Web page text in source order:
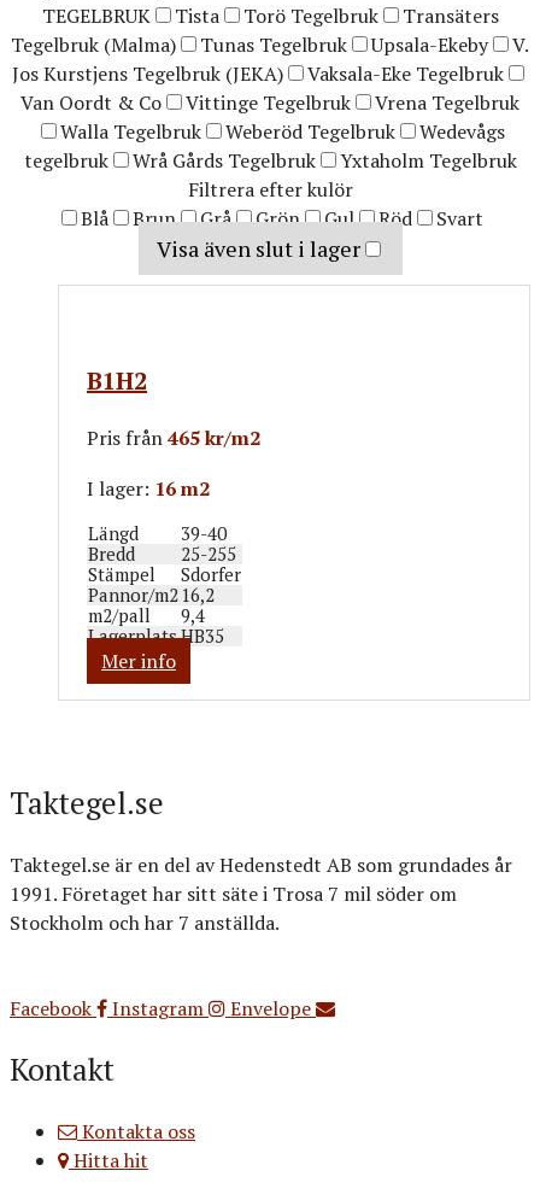
TEGELBRUK
Tista Torö Tegelbruk
Transäters
Tegelbruk (Malma)
Tunas Tegelbruk Upsala-Ekeby
V.
Jos Kurstjens Tegelbruk (JEKA)
Vaksala-Eke Tegelbruk
Van Oordt & Co
Vittinge Tegelbruk
Vrena Tegelbruk
Walla Tegelbruk
Weberöd Tegelbruk
Wedevågs
tegelbruk
Wrå Gårds Tegelbruk
Yxtaholm Tegelbruk
Filtrera efter kulör
Blå
Brun Grå Grön Gul Röd Svart
Visa även slut i lager
B1H2
Pris från465 kr/m2
I lager: 16 m2
Längd
39-40
Bredd
25-255
Stämpel
Sdorfer
Pannor/m2 16,2
m2/pall
9,4
LagerplatsHB35
Mer info
Taktegel.se
Taktegel.se är en del av Hedenstedt AB som grundades år
1991. Företaget har sitt säte i Trosa 7 mil söder om
Stockholm och har 7 anställda.
Facebook
Instagram Envelope
Kontakt
Kontakta oss
Hitta hit